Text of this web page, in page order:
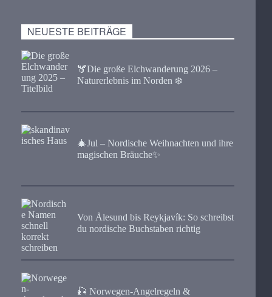
NEUESTE BEITRÄGE
🫎​Die große Elchwanderung 2026 –
Naturerlebnis im Norden ❄️
🎄Jul – Nordische Weihnachten und ihre
magischen Bräuche✨
Von Ålesund bis Reykjavík: So schreibst
du nordische Buchstaben richtig
🎣 Norwegen-Angelregeln &